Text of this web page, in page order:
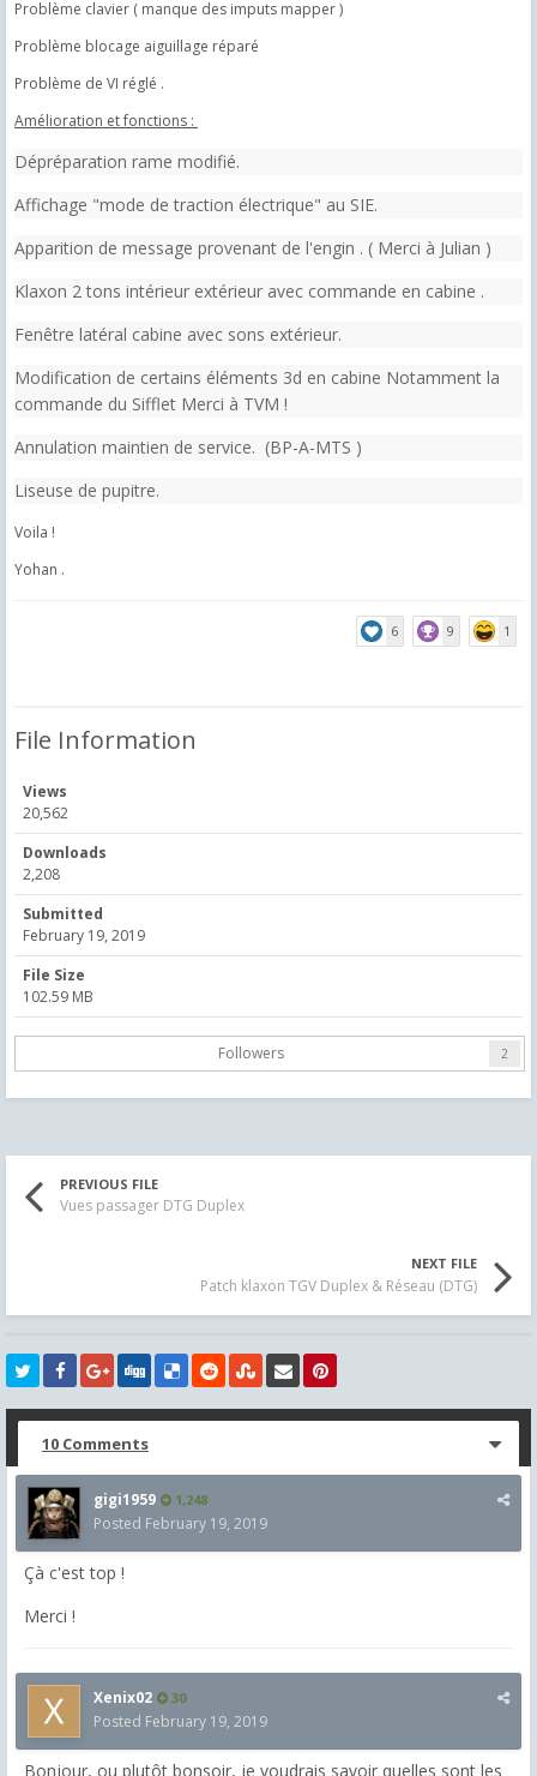
Problème clavier ( manque des imputs mapper )
Problème blocage aiguillage réparé
Problème de VI réglé .
Amélioration et fonctions :
Dépréparation rame modifié.
Affichage "mode de traction électrique" au SIE.
Apparition de message provenant de l'engin . ( Merci à Julian )
Klaxon 2 tons intérieur extérieur avec commande en cabine .
Fenêtre latéral cabine avec sons extérieur.
Modification de certains éléments 3d en cabine Notamment la
commande du Sifflet Merci à TVM !
Annulation maintien de service. (BP-A-MTS )
Liseuse de pupitre.
Voila !
Yohan .
6 9 1
File Information
Views
20,562
Downloads
2,208
Submitted
February 19, 2019
File Size
102.59 MB
Followers 2
PREVIOUS FILE
Vues passager DTG Duplex
NEXT FILE
Patch klaxon TGV Duplex & Réseau (DTG)
10 Comments
gigi1959 1,248
Posted February 19, 2019
Çà c'est top !
Merci !
Xenix02 30
Posted February 19, 2019
Bonjour, ou plutôt bonsoir, je voudrais savoir quelles sont les